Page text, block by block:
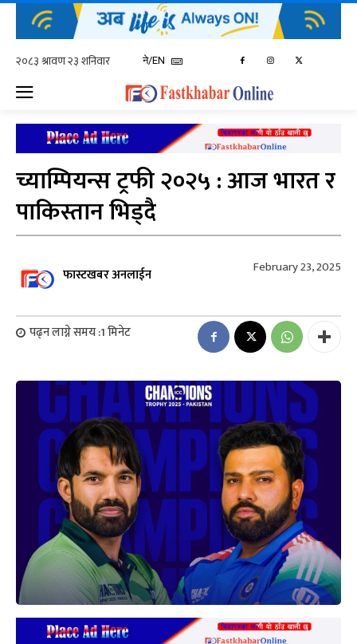
ने/EN
च्याम्पियन्स ट्रफी २०२५ : आज भारत र
पाकिस्तान भिड्दै
फास्टखबर अनलाईन February 23, 2025
पढ्न लाग्ने समय :1मिनेट